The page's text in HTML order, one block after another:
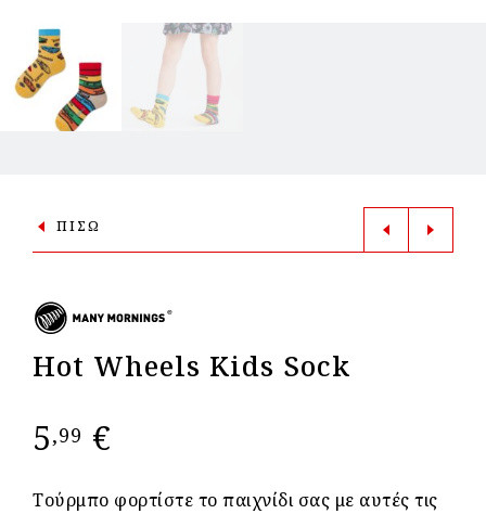
ΠΙΣΩ
Hot Wheels Kids Sock
5,99 €
Τούρμπο φορτίστε το παιχνίδι σας με αυτές τις